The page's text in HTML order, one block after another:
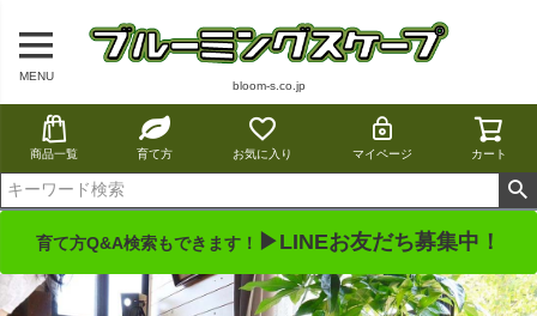
MENU
bloom-s.co.jp
商品一覧 育て方 お気に入り マイページ カート
育て方Q&A検索もできます！ ▶LINEお友だち募集中！